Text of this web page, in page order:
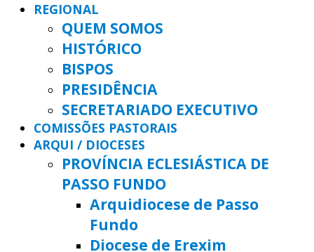
REGIONAL
QUEM SOMOS
HISTÓRICO
BISPOS
PRESIDÊNCIA
SECRETARIADO EXECUTIVO
COMISSÕES PASTORAIS
ARQUI / DIOCESES
PROVÍNCIA ECLESIÁSTICA DE
PASSO FUNDO
Arquidiocese de Passo
Fundo
Diocese de Erexim